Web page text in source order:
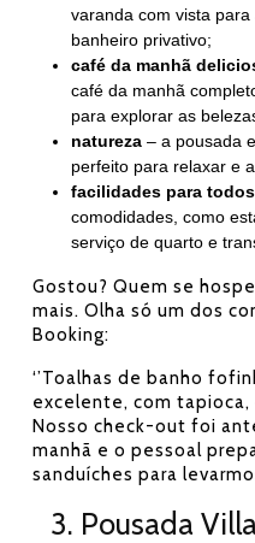
varanda com vista
banheiro privativo;
café da manhã
café da manhã
para explorar as
natureza – a pousada
perfeito para relaxar e
facilidades para todos
comodidades, como
serviço de quarto e
Gostou? Quem se
mais. Olha só um dos
Booking:
‘’Toalhas de banho
excelente, com
Nosso check-out foi
manhã e o pessoal
sanduíches para
3. Pousada